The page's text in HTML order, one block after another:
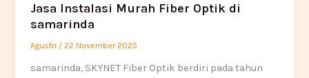
Jasa Instalasi Murah Fiber Optik di
samarinda
Agustri / 22 November 2025
samarinda, SKYNET Fiber Optik berdiri pada tahun